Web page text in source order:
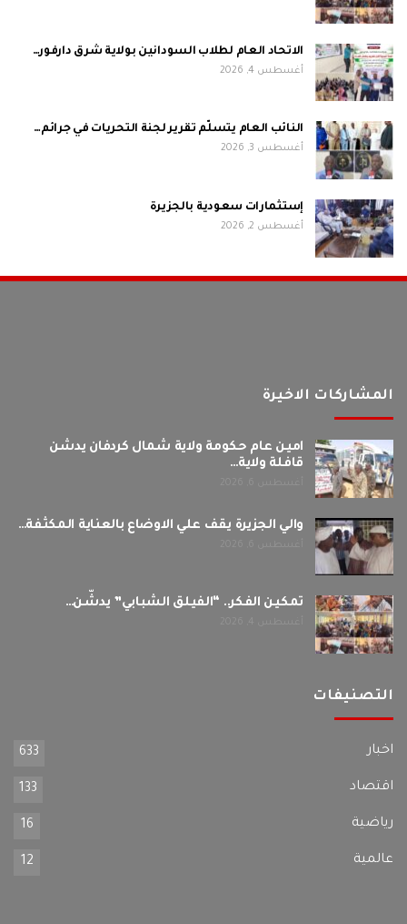
الاتحاد العام لطلاب السودانين بولاية شرق دارفور…
أغسطس 4, 2026
النائب العام يتسلّم تقرير لجنة التحريات في جرائم…
أغسطس 3, 2026
إستثمارات سعودية بالجزيرة
أغسطس 2, 2026
المشاركات الاخيرة
امين عام حكومة ولاية شمال كردفان يدشن
قافلة ولاية…
والي الجزيرة يقف علي الاوضاع بالعناية المكثفة…
تمكين الفكر.. “الفيلق الشبابي” يدشّن…
التصنيفات
اخبار 633
اقتصاد 133
رياضية 16
عالمية 12